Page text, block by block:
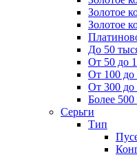
Золотое
Золотое
До 50
От 50 до
От 100 до
От 300 до
Более 500
Серьги
Тип